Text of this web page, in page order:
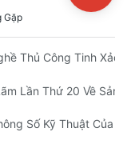
Gặp
Đến Từ Nga Ghé
Thủ Công Tinh Xảo
Hành Trình Mới Với
Lần Thứ 20 Về Sản
Công Nghiệp 4.0
Số Kỹ Thuật Của